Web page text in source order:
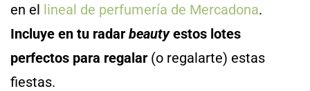
en el lineal de perfumería de Mercadona.
Incluye en tu radar beautyestos lotes
perfectos para regalar (o regalarte) estas
fiestas.